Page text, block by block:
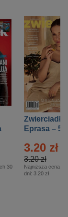
30
Zwierciadło
Eprasa – 5/
3.20 zł
3.20 zł
Najniższa cena z
dni: 3.20 zł